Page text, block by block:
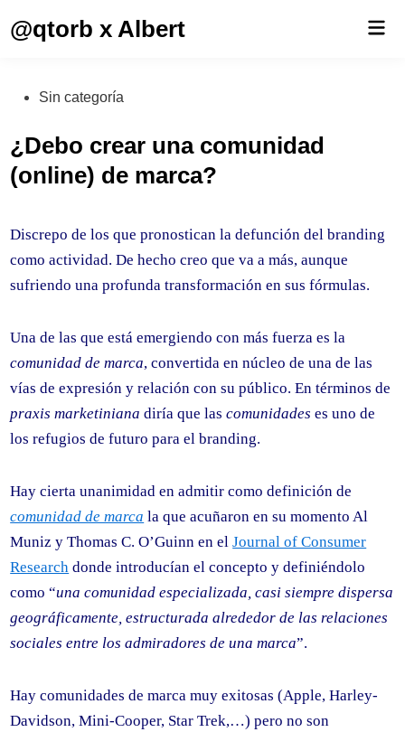
@qtorb x Albert
Publicado
Sin categoría
¿Debo crear una comunidad
(online) de marca?
Discrepo de los que pronostican la defunción del branding
como actividad. De hecho creo que va a más, aunque
sufriendo una profunda transformación en sus fórmulas.
Una de las que está emergiendo con más fuerza es la
comunidad de marca, convertida en núcleo de una de las
vías de expresión y relación con su público. En términos de
praxis marketiniana diría que lascomunidades es uno de
los refugios de futuro para el branding.
Hay cierta unanimidad en admitir como definición de
comunidad de marca la que acuñaron en su momento Al
Muniz y Thomas C. O’Guinn en elJournal of Consumer
Research donde introducían el concepto y definiéndolo
como “una comunidad especializada, casi siempre dispersa
geográficamente, estructurada alrededor de las relaciones
sociales entre los admiradores de una marca”.
Hay comunidades de marca muy exitosas (Apple, Harley-
Davidson, Mini-Cooper, Star Trek,…) pero no son